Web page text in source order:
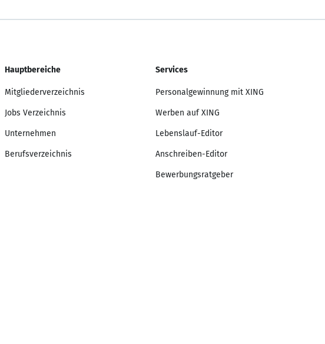
Hauptbereiche
Mitgliederverzeichnis
Jobs Verzeichnis
Unternehmen
Berufsverzeichnis
Services
Personalgewinnung mit XING
Werben auf XING
Lebenslauf-Editor
Anschreiben-Editor
Bewerbungsratgeber